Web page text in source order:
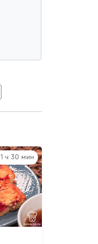
1 ч 30 мин